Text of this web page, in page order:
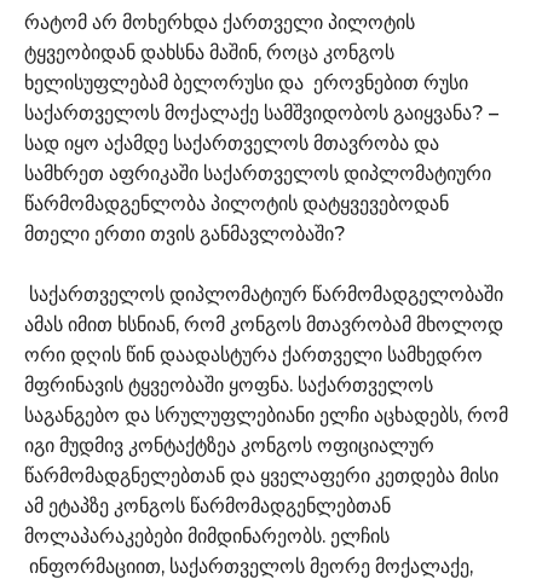
რატომ არ მოხერხდა ქართველი პილოტის
ტყვეობიდან დახსნა მაშინ, როცა კონგოს
ხელისუფლებამ ბელორუსი და ეროვნებით რუსი
საქართველოს მოქალაქე სამშვიდობოს გაიყვანა? –
სად იყო აქამდე საქართველოს მთავრობა და
სამხრეთ აფრიკაში საქართველოს დიპლომატიური
წარმომადგენლობა პილოტის დატყვევებოდან
მთელი ერთი თვის განმავლობაში?
საქართველოს დიპლომატიურ წარმომადგელობაში
ამას იმით ხსნიან, რომ კონგოს მთავრობამ მხოლოდ
ორი დღის წინ დაადასტურა ქართველი სამხედრო
მფრინავის ტყვეობაში ყოფნა. საქართველოს
საგანგებო და სრულუფლებიანი ელჩი აცხადებს, რომ
იგი მუდმივ კონტაქტზეა კონგოს ოფიციალურ
წარმომადგნელებთან და ყველაფერი კეთდება მისი
ამ ეტაპზე კონგოს წარმომადგენლებთან
მოლაპარაკებები მიმდინარეობს. ელჩის
ინფორმაციით, საქართველოს მეორე მოქალაქე,